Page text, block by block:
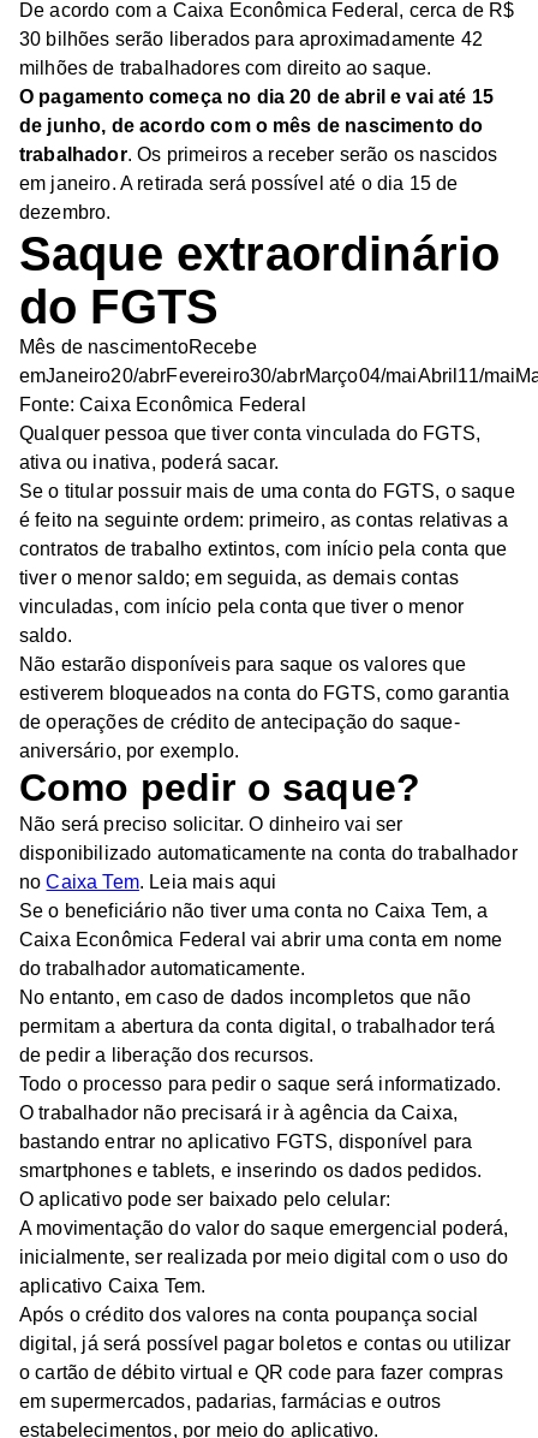
De acordo com a Caixa Econômica Federal, cerca de R$
30 bilhões serão liberados para aproximadamente 42
milhões de trabalhadores com direito ao saque.
O pagamento começa no dia 20 de abril e vai até 15
de junho, de acordo com o mês de nascimento do
trabalhador. Os primeiros a receber serão os nascidos
em janeiro. A retirada será possível até o dia 15 de
dezembro.
Saque extraordinário
do FGTS
Mês de nascimentoRecebe
emJaneiro20/abrFevereiro30/abrMarço04/maiAbril11/
Fonte: Caixa Econômica Federal
Qualquer pessoa que tiver conta vinculada do FGTS,
ativa ou inativa, poderá sacar.
Se o titular possuir mais de uma conta do FGTS, o saque
é feito na seguinte ordem: primeiro, as contas relativas a
contratos de trabalho extintos, com início pela conta que
tiver o menor saldo; em seguida, as demais contas
vinculadas, com início pela conta que tiver o menor
saldo.
Não estarão disponíveis para saque os valores que
estiverem bloqueados na conta do FGTS, como garantia
de operações de crédito de antecipação do saque-
aniversário, por exemplo.
Como pedir o saque?
Não será preciso solicitar. O dinheiro vai ser
disponibilizado automaticamente na conta do trabalhador
noCaixa Tem. Leia mais aqui
Se o beneficiário não tiver uma conta no Caixa Tem, a
Caixa Econômica Federal vai abrir uma conta em nome
do trabalhador automaticamente.
No entanto, em caso de dados incompletos que não
permitam a abertura da conta digital, o trabalhador terá
de pedir a liberação dos recursos.
Todo o processo para pedir o saque será informatizado.
O trabalhador não precisará ir à agência da Caixa,
bastando entrar no aplicativo FGTS, disponível para
smartphones e tablets, e inserindo os dados pedidos.
O aplicativo pode ser baixado pelo celular:
A movimentação do valor do saque emergencial poderá,
inicialmente, ser realizada por meio digital com o uso do
aplicativo Caixa Tem.
Após o crédito dos valores na conta poupança social
digital, já será possível pagar boletos e contas ou utilizar
o cartão de débito virtual e QR code para fazer compras
em supermercados, padarias, farmácias e outros
estabelecimentos, por meio do aplicativo.